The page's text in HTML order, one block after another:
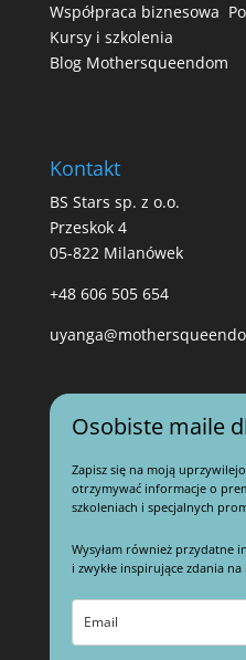
Współpraca biznesowa
Kursy i szkolenia
Blog Mothersqueendom
Kontakt
BS Stars sp. z o.o.
Przeskok 4
05-822 Milanówek
+48 606 505 654
Osobiste maile
Zapisz się na moją
otrzymywać informacje o
szkoleniach i specjalnych
Wysyłam również przydatne
i zwykłe inspirujące zdania